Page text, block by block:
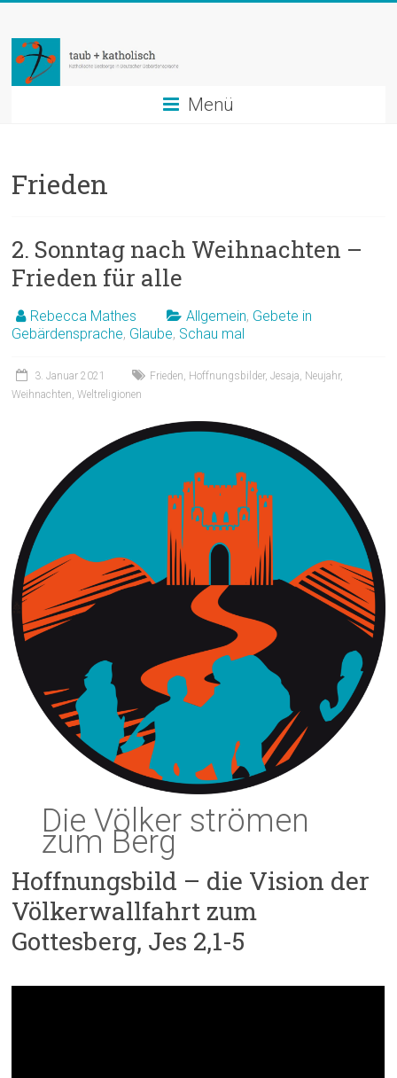
springen
taub
+
katholisch
in
Menü
Frieden
2. Sonntag nach Weihnachten –
Frieden für alle
Rebecca Mathes Allgemein, Gebete in
Gebärdensprache, Glaube, Schau mal
3. Januar 2021 Frieden Hoffnungsbilder,Jesaja Neujahr,
Weihnachten ,Weltreligionen
Die Völker strömen
zum Berg
Hoffnungsbild – die Vision der
Völkerwallfahrt zum
Gottesberg, Jes 2,1-5